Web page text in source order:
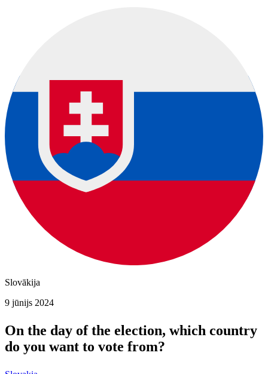
Slovākija
9 jūnijs 2024
On the day of the election, which country
do you want to vote from?